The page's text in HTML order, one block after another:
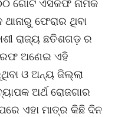
ଗୋଟି ଏସକଫ ନାମକ
ଫେରାର ଥିବା
ରାଜ୍ୟ ଛତିଶଗଡ଼ ର
ଅଣେଇ ଏହି
ଓ ଅନ୍ୟ ଜିଲ୍ଲା
ଅର୍ଥ ରୋଜଗାର
ଏହା ମାତ୍ର କିଛି ଦିନ